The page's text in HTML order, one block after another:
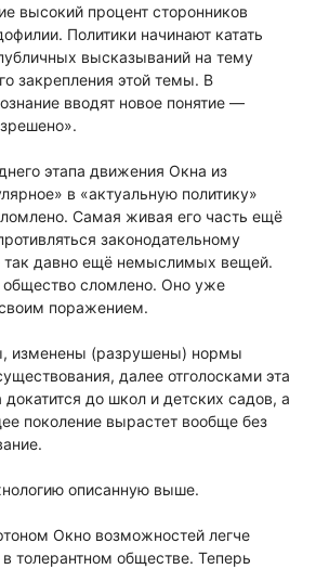
высокий процент сторонников
Политики начинают катать
высказываний на тему
закрепления этой темы. В
вводят новое понятие —
этапа движения Окна из
в «актуальную политику»
Самая живая его часть ещё
законодательному
так давно ещё немыслимых вещей.
сломлено. Оно уже
поражением.
изменены (разрушены) нормы
далее отголосками эта
до школ и детских садов, а
поколение вырастет вообще без
описанную выше.
Окно возможностей легче
толерантном обществе. Теперь